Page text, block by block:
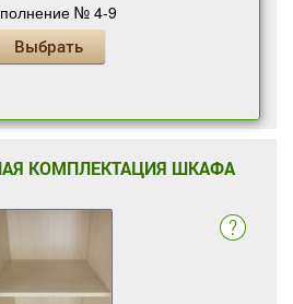
№ 4-9
Выбрать
КОМПЛЕКТАЦИЯ ШКАФА